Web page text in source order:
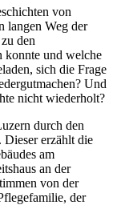
von
langen Weg der
den
konnte und welche
sich die Frage
Und
nicht wiederholt?
durch den
Dieser erzählt die
am
an der
von der
der